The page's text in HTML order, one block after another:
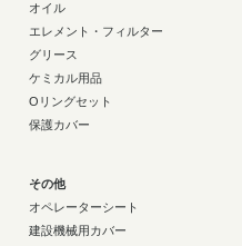
オイル
エレメント・フィルター
グリース
ケミカル用品
Oリングセット
保護カバー
その他
オペレーターシート
建設機械用カバー